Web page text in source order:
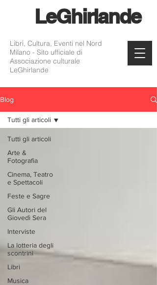
LeGhirlande
Libri, Cultura, Eventi nel Nord
Milano - Sito ufficiale di
Associazione culturale
LeGhirlande
Blog
Tutti gli articoli
Arte &
Fotografia
Cinema, Teatro
e Spettacoli
Feste e Sagre
Gli Autori del
Giovedì Sera
Interviste
La lotteria degli
scontrini
Libri
Musica
Tutti gli articoli